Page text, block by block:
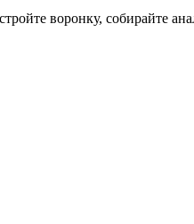
воронку, собирайте